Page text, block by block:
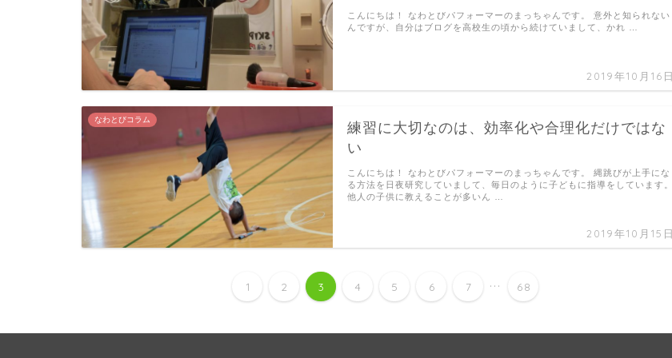
2019年10月16日
こんにちは！ なわとびパフォーマーのまっちゃんです。 意外と知られない
んですが、自分はブログを高校生の頃から続けていまして、かれ …
なわとびコラム
練習に大切なのは、効率化や合理化だけではな
い
2019年10月15日
こんにちは！ なわとびパフォーマーのまっちゃんです。 縄跳びが上手にな
る方法を日夜研究していまして、毎日のように子どもに指導をしています。
他人の子供に教えることが多いん …
1 2 3 4 5 6 7 ... 68